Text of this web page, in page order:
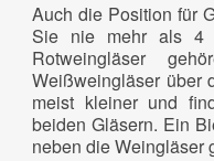
Auch die Position für
Sie nie mehr als 4
Rotweingläser
Weißweingläser über
meist kleiner und
beiden Gläsern. Ein
neben die Weingläser